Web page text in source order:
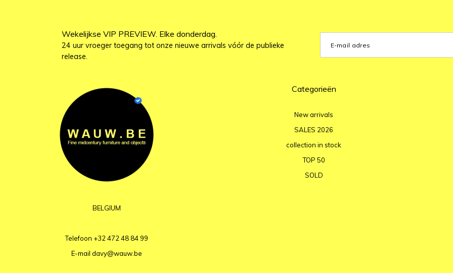
Wekelijkse VIP PREVIEW. Elke donderdag.
24 uur vroeger toegang tot onze nieuwe arrivals vóór de publieke
release.
BELGIUM
Telefoon +32 472 48 84 99
E-mail davy@wauw.be
Categorieën
New arrivals
SALES 2026
collection in stock
TOP 50
SOLD